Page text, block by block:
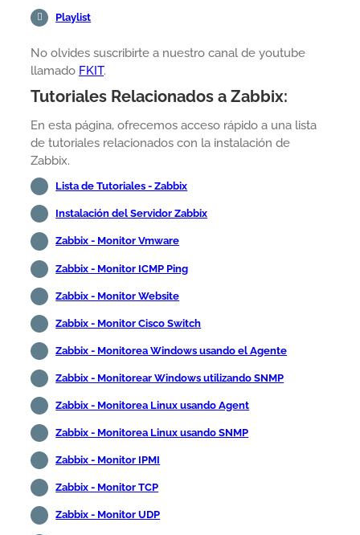
Playlist
No olvides suscribirte a nuestro canal de youtube
llamado FKIT.
Tutoriales Relacionados a Zabbix:
En esta página, ofrecemos acceso rápido a una lista
de tutoriales relacionados con la instalación de
Zabbix.
Lista de Tutoriales - Zabbix
Instalación del Servidor Zabbix
Zabbix - Monitor Vmware
Zabbix - Monitor ICMP Ping
Zabbix - Monitor Website
Zabbix - Monitor Cisco Switch
Zabbix - Monitorea Windows usando el Agente
Zabbix - Monitorear Windows utilizando SNMP
Zabbix - Monitorea Linux usando Agent
Zabbix - Monitorea Linux usando SNMP
Zabbix - Monitor IPMI
Zabbix - Monitor TCP
Zabbix - Monitor UDP